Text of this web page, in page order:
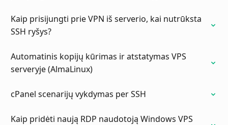
Kaip prisijungti prie VPN iš serverio, kai nutrūksta
SSH ryšys?
Automatinis kopijų kūrimas ir atstatymas VPS
serveryje (AlmaLinux)
cPanel scenarijų vykdymas per SSH
Kaip pridėti naują RDP naudotoją Windows VPS